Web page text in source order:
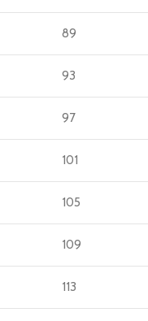
89
93
97
101
105
109
113